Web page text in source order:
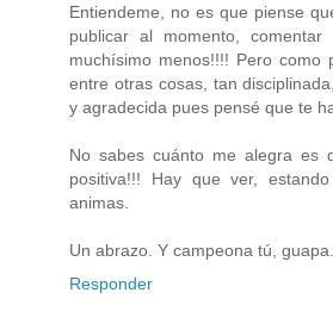
Entiendeme, no es que piense
publicar al momento, comentar
muchísimo menos!!!! Pero como
entre otras cosas, tan
y agradecida pues pensé que te
No sabes cuánto me alegra es
positiva!!! Hay que ver,
animas.
Un abrazo. Y campeona tú, guapa.
Responder